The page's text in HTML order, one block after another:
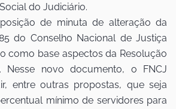
do Judiciário.
de minuta de alteração da
do Conselho Nacional de Justiça
como base aspectos da Resolução
Nesse novo documento, o FNCJ
entre outras propostas, que seja
mínimo de servidores para